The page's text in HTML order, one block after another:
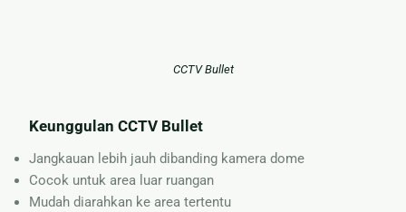
CCTV Bullet
Keunggulan CCTV Bullet
Jangkauan lebih jauh dibanding kamera dome
Cocok untuk area luar ruangan
Mudah diarahkan ke area tertentu